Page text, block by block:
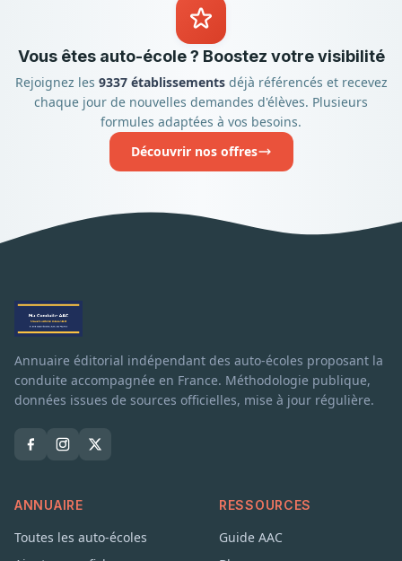
Vous êtes auto-école ? Boostez votre visibilité
Rejoignez les 9337 établissementsdéjà référencés et recevez
chaque jour de nouvelles demandes d'élèves. Plusieurs
formules adaptées à vos besoins.
Découvrir nos offres
Annuaire éditorial indépendant des auto-écoles proposant la
conduite accompagnée en France. Méthodologie publique,
données issues de sources officielles, mise à jour régulière.
ANNUAIRE
Toutes les auto-écoles
RESSOURCES
Guide AAC